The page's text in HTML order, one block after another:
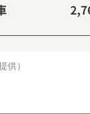
供）